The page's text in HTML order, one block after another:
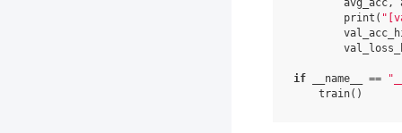
print (
if __name__ ==
train()